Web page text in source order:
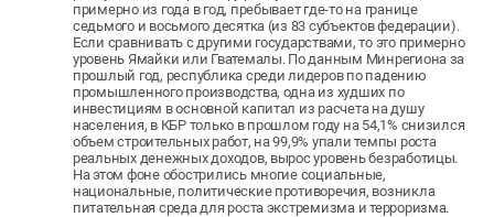
примерно из года в год, пребывает где-то на границе
седьмого и восьмого десятка (из 83 субъектов федерации).
Если сравнивать с другими государствами, то это примерно
уровень Ямайки или Гватемалы. По данным Минрегиона за
прошлый год, республика среди лидеров по падению
промышленного производства, одна из худших по
инвестициям в основной капитал из расчета на душу
населения, в КБР только в прошлом году на 54,1% снизился
объем строительных работ, на 99,9% упали темпы роста
реальных денежных доходов, вырос уровень безработицы.
На этом фоне обострились многие социальные,
национальные, политические противоречия, возникла
питательная среда для роста экстремизма и терроризма.